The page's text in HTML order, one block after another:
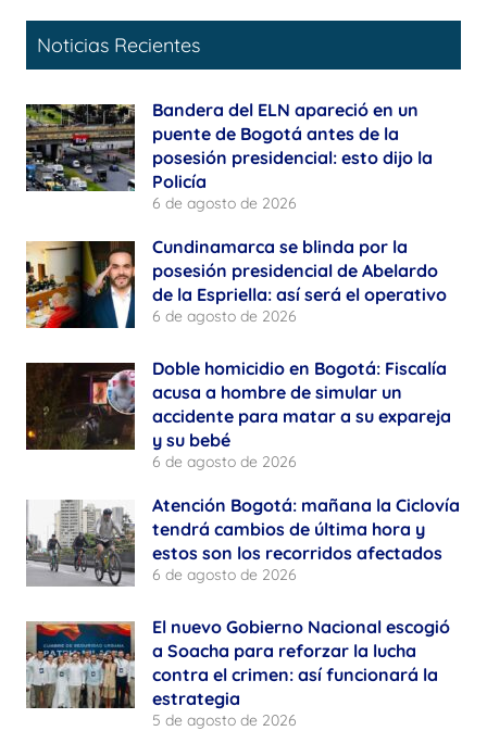
Noticias Recientes
Bandera del ELN apareció en un
puente de Bogotá antes de la
posesión presidencial: esto dijo la
Policía
6 de agosto de 2026
Cundinamarca se blinda por la
posesión presidencial de Abelardo
de la Espriella: así será el operativo
6 de agosto de 2026
Doble homicidio en Bogotá: Fiscalía
acusa a hombre de simular un
accidente para matar a su expareja
y su bebé
6 de agosto de 2026
Atención Bogotá: mañana la Ciclovía
tendrá cambios de última hora y
estos son los recorridos afectados
6 de agosto de 2026
El nuevo Gobierno Nacional escogió
a Soacha para reforzar la lucha
contra el crimen: así funcionará la
estrategia
5 de agosto de 2026